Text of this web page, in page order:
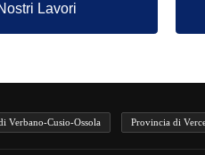
Nostri Lavori
Verbano-Cusio-Ossola Provincia di